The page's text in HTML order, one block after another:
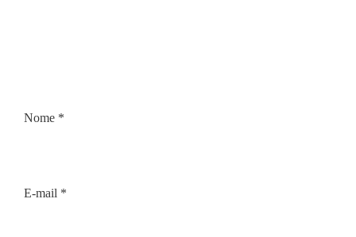
Nome *
E-mail *